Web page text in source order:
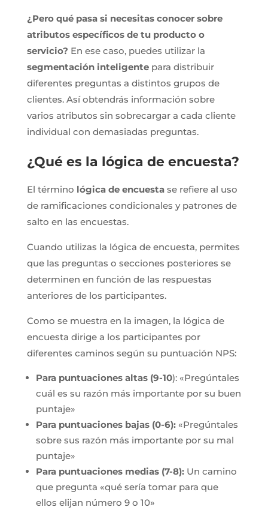
¿Pero qué pasa si necesitas conocer sobre
atributos específicos de tu producto o
servicio? En ese caso, puedes utilizar la
segmentación inteligentepara distribuir
diferentes preguntas a distintos grupos de
clientes. Así obtendrás información sobre
varios atributos sin sobrecargar a cada cliente
individual con demasiadas preguntas.
¿Qué es la lógica de encuesta?
El término lógica de encuestase refiere al uso
de ramificaciones condicionales y patrones de
salto en las encuestas.
Cuando utilizas la lógica de encuesta, permites
que las preguntas o secciones posteriores se
determinen en función de las respuestas
anteriores de los participantes.
Como se muestra en la imagen, la lógica de
encuesta dirige a los participantes por
diferentes caminos según su puntuación NPS:
Para puntuaciones altas (9-10): «Pregúntales
cuál es su razón más importante por su buen
puntaje»
Para puntuaciones bajas (0-6):«Pregúntales
sobre sus razón más importante por su mal
puntaje»
Para puntuaciones medias (7-8):Un camino
que pregunta «qué sería tomar para que
ellos elijan número 9 o 10»